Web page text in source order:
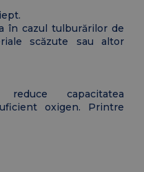
în cazul tulburărilor de
scăzute sau altor
capacitatea
oxigen. Printre